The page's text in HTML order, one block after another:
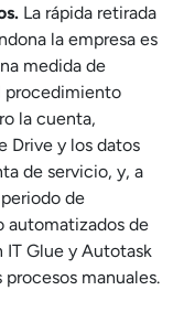
La rápida retirada
la empresa es
medida de
procedimiento
la cuenta,
Drive y los datos
de servicio, y, a
de
automatizados de
IT Glue y Autotask
manuales.